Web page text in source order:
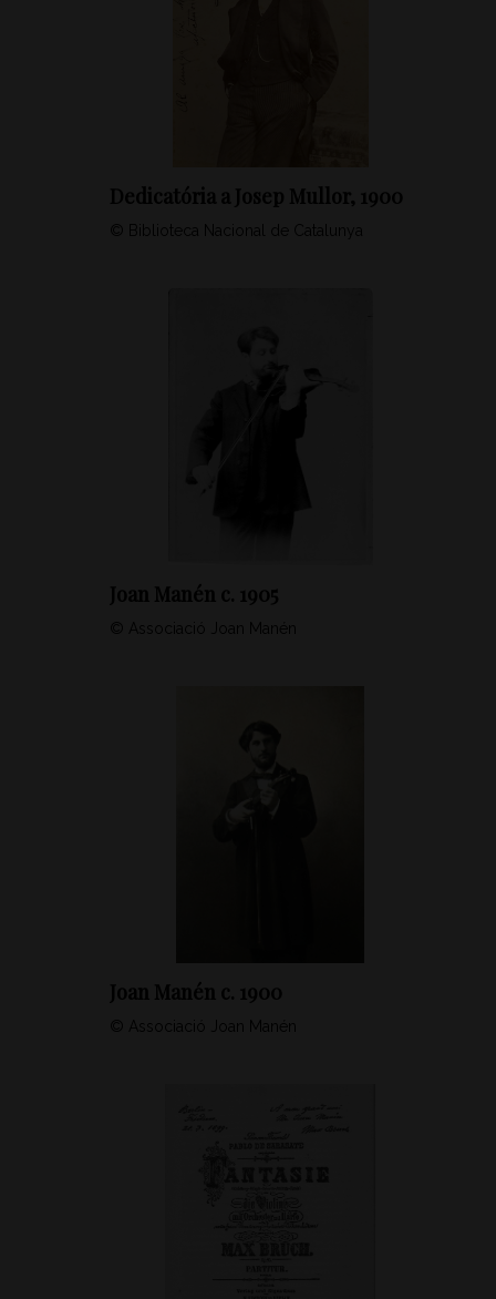
Dedicatória a Josep Mullor, 1900
© Biblioteca Nacional de Catalunya
Joan Manén c. 1905
© Associació Joan Manén
Joan Manén c. 1900
© Associació Joan Manén